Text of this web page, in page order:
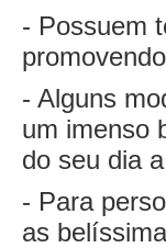
- Possuem
- Alguns
um imenso
do seu dia
- Para
as